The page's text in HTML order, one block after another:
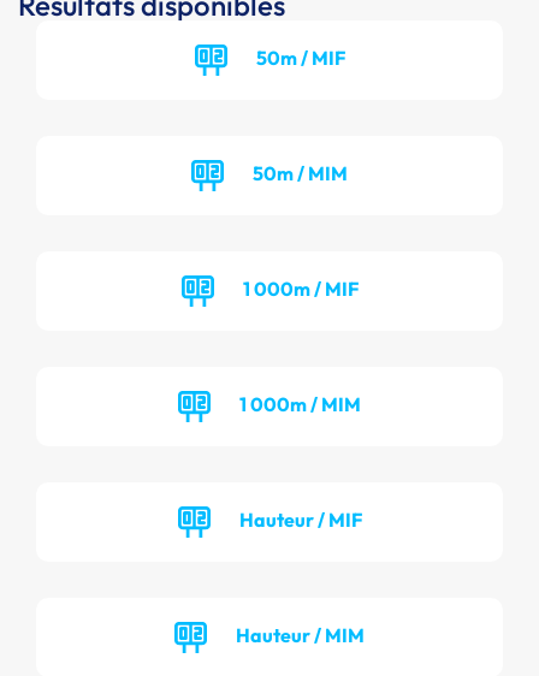
50m / MIF
50m / MIM
1 000m / MIF
1 000m / MIM
Hauteur / MIF
Hauteur / MIM